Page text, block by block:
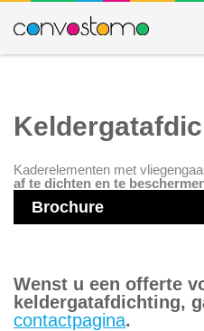
Kaderelementen met
af te dichten en te
Brochure
Wenst u een offerte
keldergatafdichting,
contactpagina.